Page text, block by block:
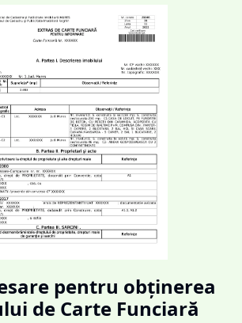
pentru obținerea
de Carte Funciară